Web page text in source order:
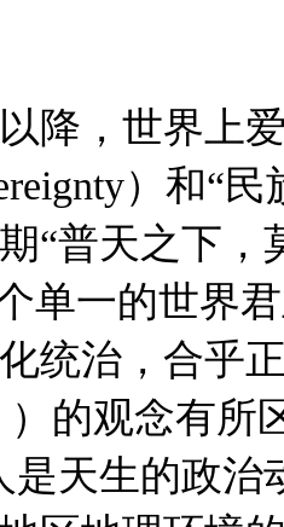
降，世界上
）和“
“普天之下
单一的世界
统治，合乎
）的观念有
是天生的政治